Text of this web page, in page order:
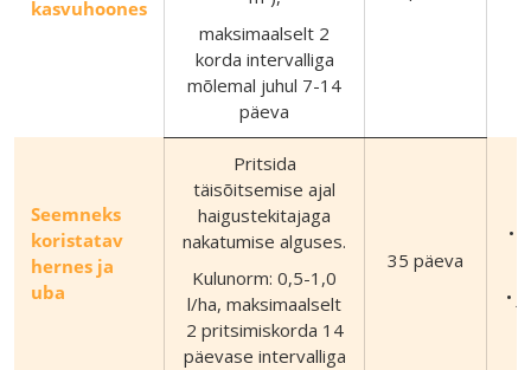
kasvuhoones
maksimaalselt 2
korda intervalliga
mõlemal juhul 7-14
päeva
Seemneks
koristatav
hernes ja
uba
Pritsida
täisõitsemise ajal
haigustekitajaga
nakatumise alguses.
Kulunorm: 0,5-1,0
l/ha, maksimaalselt
2 pritsimiskorda 14
päevase intervalliga
35 päeva
•
•